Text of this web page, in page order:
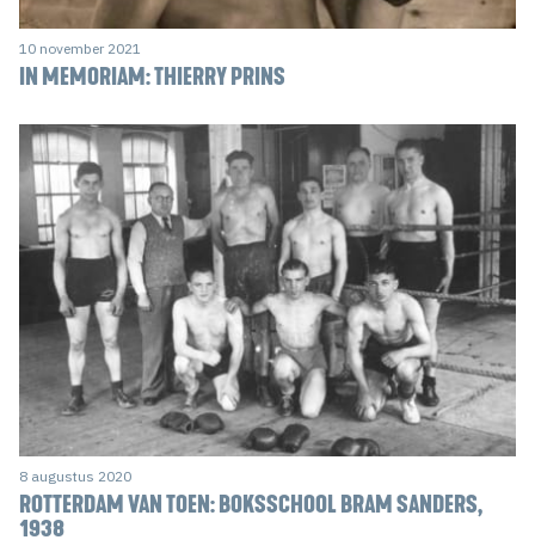
10 november 2021
IN MEMORIAM: THIERRY PRINS
8 augustus 2020
ROTTERDAM VAN TOEN: BOKSSCHOOL BRAM SANDERS,
1938